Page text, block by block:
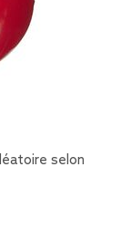
selon